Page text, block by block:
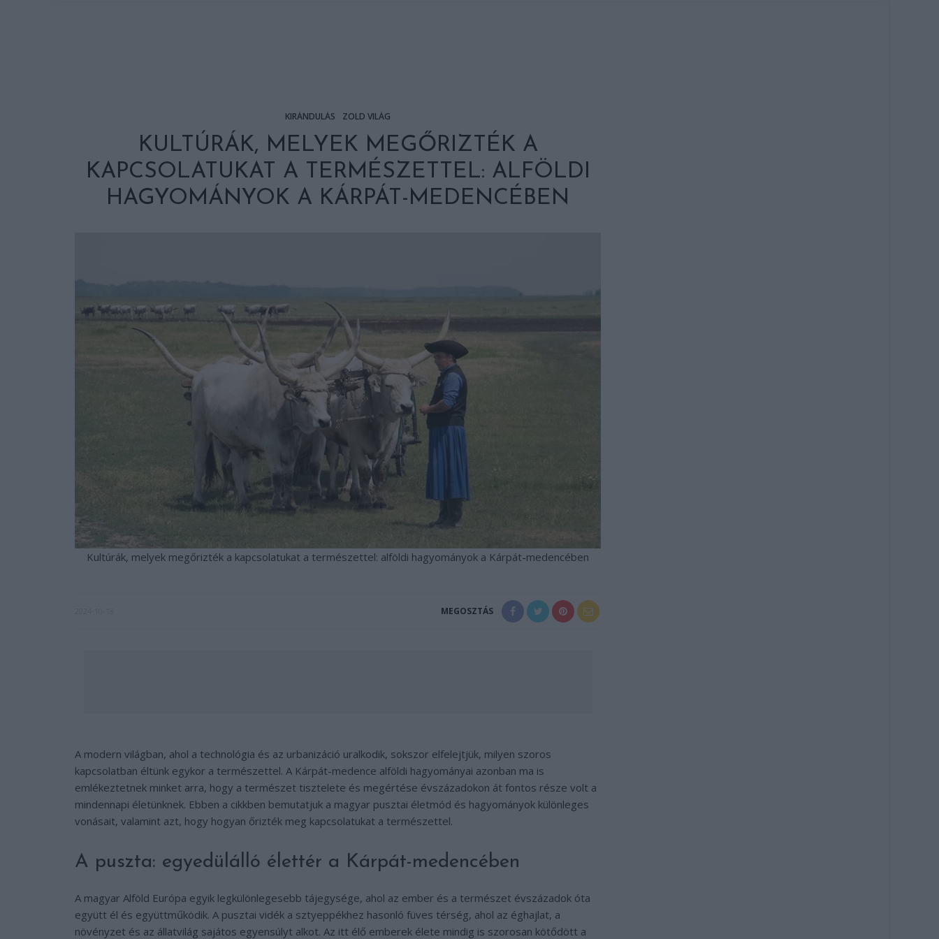
KIRÁNDULÁS ZÖLD VILÁG
KULTÚRÁK, MELYEK MEGŐRIZTÉK A
KAPCSOLATUKAT A TERMÉSZETTEL: ALFÖLDI
HAGYOMÁNYOK A KÁRPÁT-MEDENCÉBEN
Kultúrák, melyek megőrizték a kapcsolatukat a természettel: alföldi hagyományok a Kárpát-medencében
MEGOSZTÁS
A modern világban, ahol a technológia és az urbanizáció uralkodik, sokszor elfelejtjük, milyen szoros
kapcsolatban éltünk egykor a természettel. A Kárpát-medence alföldi hagyományai azonban ma is
emlékeztetnek minket arra, hogy a természet tisztelete és megértése évszázadokon át fontos része volt a
mindennapi életünknek. Ebben a cikkben bemutatjuk a magyar pusztai életmód és hagyományok különleges
vonásait, valamint azt, hogy hogyan őrizték meg kapcsolatukat a természettel.
A puszta: egyedülálló élettér a Kárpát-medencében
A magyar Alföld Európa egyik legkülönlegesebb tájegysége, ahol az ember és a természet évszázadok óta
együtt él és együttműködik. A pusztai vidék a sztyeppékhez hasonló füves térség, ahol az éghajlat, a
növényzet és az állatvilág sajátos egyensúlyt alkot. Az itt élő emberek élete mindig is szorosan kötődött a